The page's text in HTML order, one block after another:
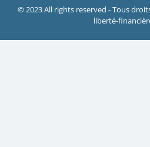
© 2023 All rights reserved - Tous
liberté-